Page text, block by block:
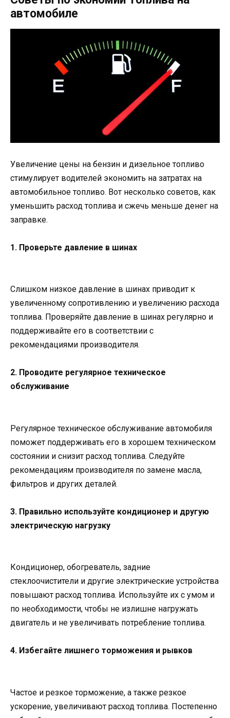
автомобиле
Увеличение цены на бензин и дизельное топливо
стимулирует водителей экономить на затратах на
автомобильное топливо. Вот несколько советов, как
уменьшить расход топлива и сжечь меньше денег на
заправке.
1. Проверьте давление в шинах
Слишком низкое давление в шинах приводит к
увеличенному сопротивлению и увеличению расхода
топлива. Проверяйте давление в шинах регулярно и
поддерживайте его в соответствии с
рекомендациями производителя.
2. Проводите регулярное техническое
обслуживание
Регулярное техническое обслуживание автомобиля
поможет поддерживать его в хорошем техническом
состоянии и снизит расход топлива. Следуйте
рекомендациям производителя по замене масла,
фильтров и других деталей.
3. Правильно используйте кондиционер и другую
электрическую нагрузку
Кондиционер, обогреватель, задние
стеклоочистители и другие электрические устройства
повышают расход топлива. Используйте их с умом и
по необходимости, чтобы не излишне нагружать
двигатель и не увеличивать потребление топлива.
4. Избегайте лишнего торможения и рывков
Частое и резкое торможение, а также резкое
ускорение, увеличивают расход топлива. Постепенно